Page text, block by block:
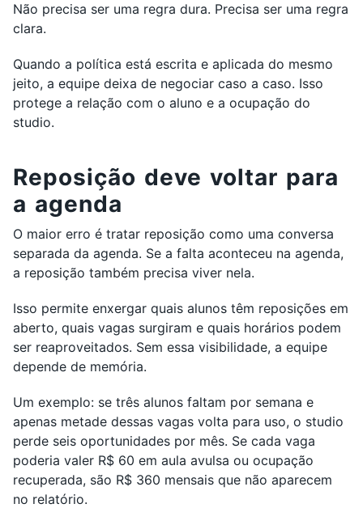
Não precisa ser uma regra dura. Precisa ser uma regra
clara.
Quando a política está escrita e aplicada do mesmo
jeito, a equipe deixa de negociar caso a caso. Isso
protege a relação com o aluno e a ocupação do
studio.
Reposição deve voltar para
a agenda
O maior erro é tratar reposição como uma conversa
separada da agenda. Se a falta aconteceu na agenda,
a reposição também precisa viver nela.
Isso permite enxergar quais alunos têm reposições em
aberto, quais vagas surgiram e quais horários podem
ser reaproveitados. Sem essa visibilidade, a equipe
depende de memória.
Um exemplo: se três alunos faltam por semana e
apenas metade dessas vagas volta para uso, o studio
perde seis oportunidades por mês. Se cada vaga
poderia valer R$ 60 em aula avulsa ou ocupação
recuperada, são R$ 360 mensais que não aparecem
no relatório.